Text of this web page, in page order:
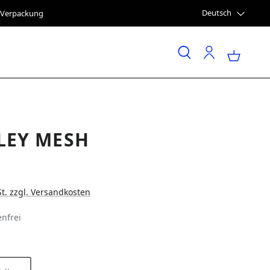
Deutsch
MESH
zzgl. Versandkosten